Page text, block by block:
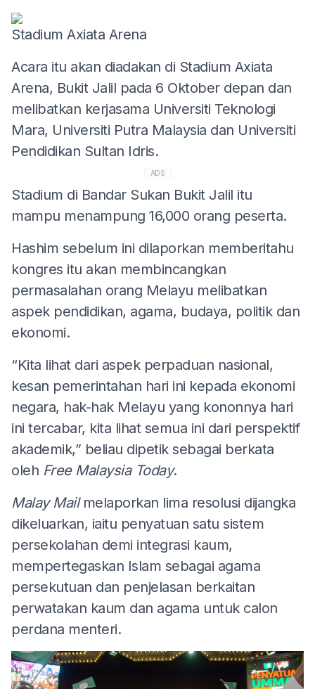
Stadium Axiata Arena
Acara itu akan diadakan di Stadium Axiata
Arena, Bukit Jalil pada 6 Oktober depan dan
melibatkan kerjasama Universiti Teknologi
Mara, Universiti Putra Malaysia dan Universiti
Pendidikan Sultan Idris.
ADS
Stadium di Bandar Sukan Bukit Jalil itu
mampu menampung 16,000 orang peserta.
Hashim sebelum ini dilaporkan memberitahu
kongres itu akan membincangkan
permasalahan orang Melayu melibatkan
aspek pendidikan, agama, budaya, politik dan
ekonomi.
“Kita lihat dari aspek perpaduan nasional,
kesan pemerintahan hari ini kepada ekonomi
negara, hak-hak Melayu yang kononnya hari
ini tercabar, kita lihat semua ini dari perspektif
akademik,” beliau dipetik sebagai berkata
oleh Free Malaysia Today.
Malay Mail melaporkan lima resolusi dijangka
dikeluarkan, iaitu penyatuan satu sistem
persekolahan demi integrasi kaum,
mempertegaskan Islam sebagai agama
persekutuan dan penjelasan berkaitan
perwatakan kaum dan agama untuk calon
perdana menteri.